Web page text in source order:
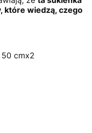
które wiedzą, czego
cmx2